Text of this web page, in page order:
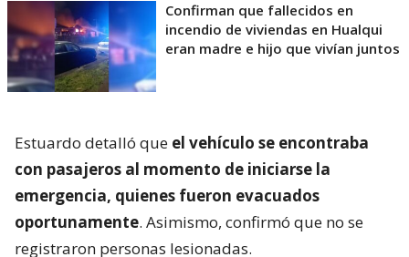
Confirman que fallecidos en
incendio de viviendas en Hualqui
eran madre e hijo que vivían juntos
Estuardo detalló que el vehículo se encontraba
con pasajeros al momento de iniciarse la
emergencia, quienes fueron evacuados
oportunamente. Asimismo, confirmó que no se
registraron personas lesionadas.